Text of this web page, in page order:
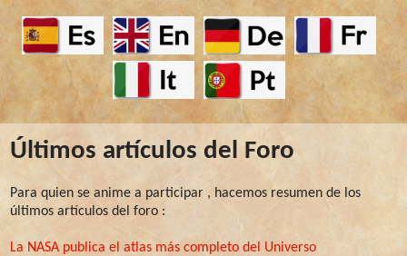
Últimos artículos del Foro
Para quien se anime a participar , hacemos resumen de los
últimos artículos del foro :
La NASA publica el atlas más completo del Universo